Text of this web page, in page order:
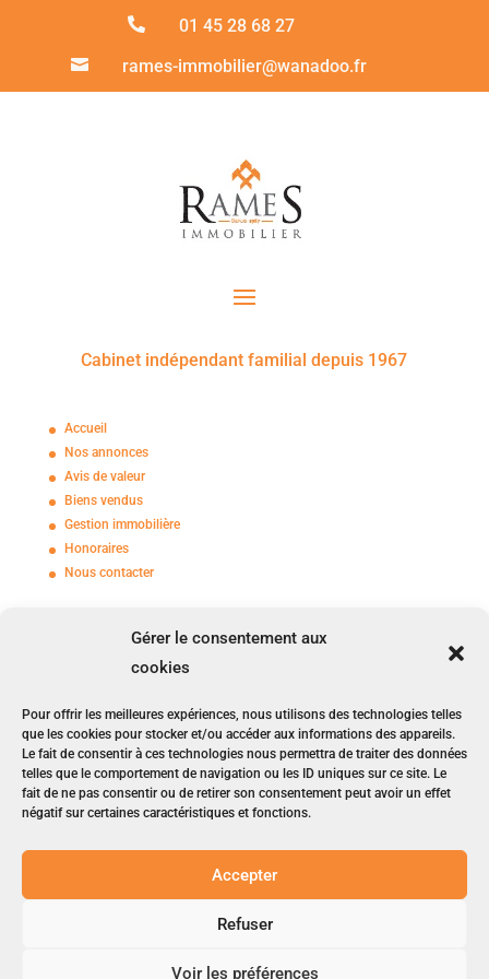
Gérer le consentement aux
cookies
Pour offrir les meilleures expériences, nous utilisons des technologies telles
que les cookies pour stocker et/ou accéder aux informations des appareils.
Le fait de consentir à ces technologies nous permettra de traiter des données
telles que le comportement de navigation ou les ID uniques sur ce site. Le
fait de ne pas consentir ou de retirer son consentement peut avoir un effet
négatif sur certaines caractéristiques et fonctions.
Accepter
Refuser
Voir les préférences
 01 45 28 68 27
 rames-immobilier@wanadoo.fr
Cabinet indépendant familial depuis 1967
Accueil
Nos annonces
Avis de valeur
Biens vendus
Gestion immobilière
Honoraires
Nous contacter
1, Avenue du Raincy
93250 VILLEMOMBLE
rames-immobilier@wanadoo.fr
Nos jours d'ouverture : du lundi au vendredi
de 09h00 à 12h00 et de 14h00 à 18h30
-2026, Rames Conseils Immobiliers.
Politique de cookies (UE)